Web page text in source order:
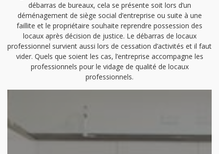
débarras de bureaux, cela se présente soit lors d’un
déménagement de siège social d’entreprise ou suite à une
faillite et le propriétaire souhaite reprendre possession des
locaux après décision de justice. Le débarras de locaux
professionnel survient aussi lors de cessation d’activités et il faut
vider. Quels que soient les cas, l’entreprise accompagne les
professionnels pour le vidage de qualité de locaux
professionnels.